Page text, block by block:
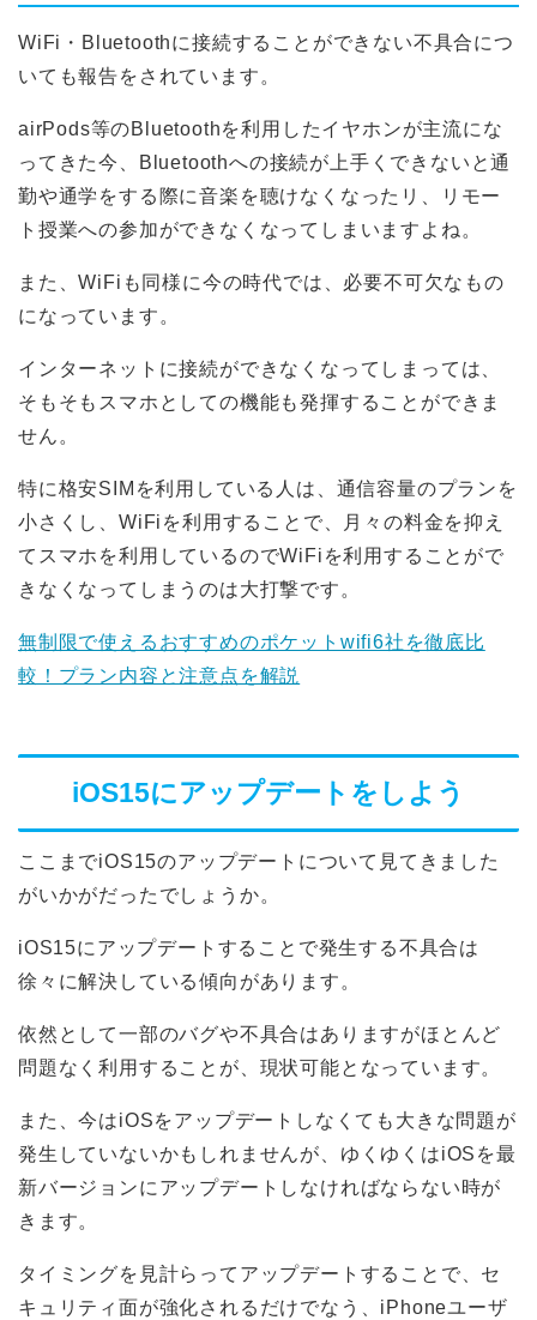
WiFi・Bluetoothに接続することができない不具合につ
いても報告をされています。
airPods等のBluetoothを利用したイヤホンが主流にな
ってきた今、Bluetoothへの接続が上手くできないと通
勤や通学をする際に音楽を聴けなくなったリ、リモー
ト授業への参加ができなくなってしまいますよね。
また、WiFiも同様に今の時代では、必要不可欠なもの
になっています。
インターネットに接続ができなくなってしまっては、
そもそもスマホとしての機能も発揮することができま
せん。
特に格安SIMを利用している人は、通信容量のプランを
小さくし、WiFiを利用することで、月々の料金を抑え
てスマホを利用しているのでWiFiを利用することがで
きなくなってしまうのは大打撃です。
無制限で使えるおすすめのポケットwifi6社を徹底比
較！プラン内容と注意点を解説
iOS15にアップデートをしよう
ここまでiOS15のアップデートについて見てきました
がいかがだったでしょうか。
iOS15にアップデートすることで発生する不具合は
徐々に解決している傾向があります。
依然として一部のバグや不具合はありますがほとんど
問題なく利用することが、現状可能となっています。
また、今はiOSをアップデートしなくても大きな問題が
発生していないかもしれませんが、ゆくゆくはiOSを最
新バージョンにアップデートしなければならない時が
きます。
タイミングを見計らってアップデートすることで、セ
キュリティ面が強化されるだけでなう、iPhoneユーザ